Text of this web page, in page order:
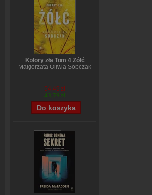
Kolory zła Tom 4 Żółć
Małgorzata Oliwia Sobczak
54,49 zł
43,79 zł